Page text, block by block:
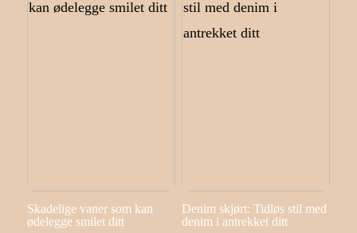
Skadelige vaner som kan
ødelegge smilet ditt
Denim skjørt: Tidløs stil med
denim i antrekket ditt